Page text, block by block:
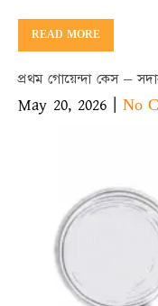
READ MORE
প্রথম গোয়েন্দা কেস –
May 20, 2026 | No